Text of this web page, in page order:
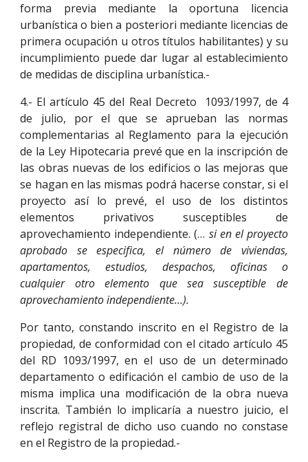
forma previa mediante la oportuna licencia
urbanística o bien a posteriori mediante licencias de
primera ocupación u otros títulos habilitantes) y su
incumplimiento puede dar lugar al establecimiento
de medidas de disciplina urbanística.-
4.- El artículo 45 del Real Decreto 1093/1997, de 4
de julio, por el que se aprueban las normas
complementarias al Reglamento para la ejecución
de la Ley Hipotecaria prevé que en la inscripción de
las obras nuevas de los edificios o las mejoras que
se hagan en las mismas podrá hacerse constar, si el
proyecto así lo prevé, el uso de los distintos
elementos privativos susceptibles de
aprovechamiento independiente. (… si en el proyecto
aprobado se especifica, el número de viviendas,
apartamentos, estudios, despachos, oficinas o
cualquier otro elemento que sea susceptible de
aprovechamiento independiente…).
Por tanto, constando inscrito en el Registro de la
propiedad, de conformidad con el citado artículo 45
del RD 1093/1997, en el uso de un determinado
departamento o edificación el cambio de uso de la
misma implica una modificación de la obra nueva
inscrita. También lo implicaría a nuestro juicio, el
reflejo registral de dicho uso cuando no constase
en el Registro de la propiedad.-